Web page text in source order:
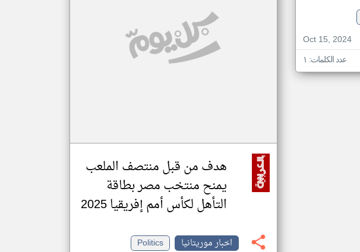
مصادر الأخبار من موريتانيا
Oct 15, 2024
عدد الكلمات: ١
هدف من قبل منتصف الملعب
يمنح منتخب مصر بطاقة
التأهل لكأس أمم إفريقيا 2025
اخبار موريتانيا
Politics